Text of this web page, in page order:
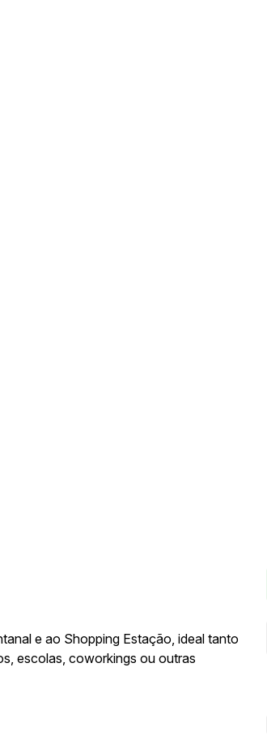
e ao Shopping Estação, ideal tanto
escolas, coworkings ou outras